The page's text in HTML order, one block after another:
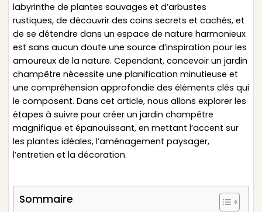
labyrinthe de plantes sauvages et d’arbustes
rustiques, de découvrir des coins secrets et cachés, et
de se détendre dans un espace de nature harmonieux
est sans aucun doute une source d’inspiration pour les
amoureux de la nature. Cependant, concevoir un jardin
champêtre nécessite une planification minutieuse et
une compréhension approfondie des éléments clés qui
le composent. Dans cet article, nous allons explorer les
étapes à suivre pour créer un jardin champêtre
magnifique et épanouissant, en mettant l’accent sur
les plantes idéales, l’aménagement paysager,
l’entretien et la décoration.
Sommaire